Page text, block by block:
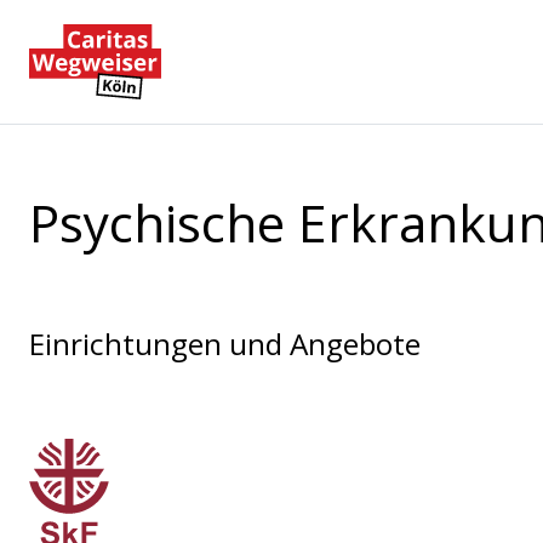
Zur Startseite navigieren
Psychische
Einrichtungen und Angebote